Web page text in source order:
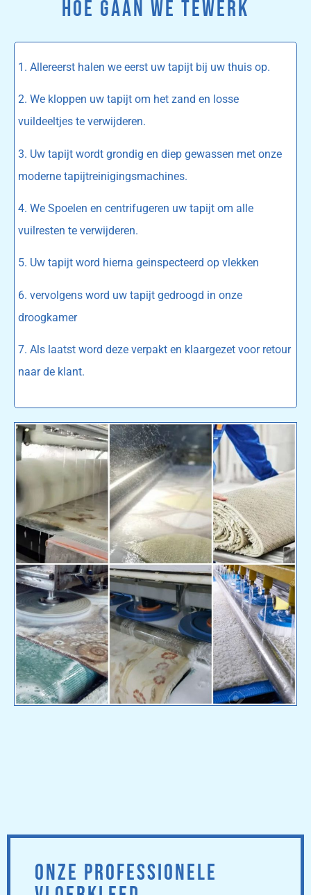
HOE GAAN WE TEWERK
1. Allereerst halen we eerst uw tapijt bij uw thuis op.
2. We kloppen uw tapijt om het zand en losse
vuildeeltjes te verwijderen.
3. Uw tapijt wordt grondig en diep gewassen met onze
moderne tapijtreinigingsmachines.
4. We Spoelen en centrifugeren uw tapijt om alle
vuilresten te verwijderen.
5. Uw tapijt word hierna geinspecteerd op vlekken
6. vervolgens word uw tapijt gedroogd in onze
droogkamer
7. Als laatst word deze verpakt en klaargezet voor retour
naar de klant.
ONZE PROFESSIONELE